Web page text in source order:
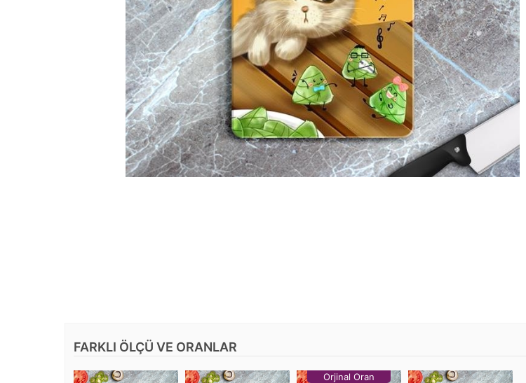
FARKLI ÖLÇÜ VE ORANLAR
Orjinal Oran